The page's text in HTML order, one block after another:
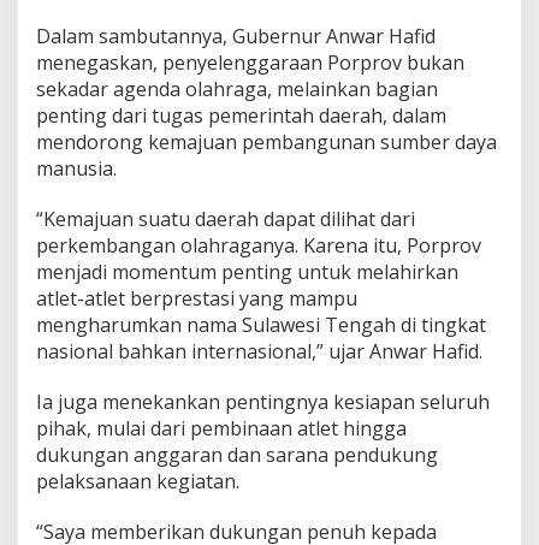
Dalam sambutannya, Gubernur Anwar Hafid
menegaskan, penyelenggaraan Porprov bukan
sekadar agenda olahraga, melainkan bagian
penting dari tugas pemerintah daerah, dalam
mendorong kemajuan pembangunan sumber daya
manusia.
“Kemajuan suatu daerah dapat dilihat dari
perkembangan olahraganya. Karena itu, Porprov
menjadi momentum penting untuk melahirkan
atlet-atlet berprestasi yang mampu
mengharumkan nama Sulawesi Tengah di tingkat
nasional bahkan internasional,” ujar Anwar Hafid.
Ia juga menekankan pentingnya kesiapan seluruh
pihak, mulai dari pembinaan atlet hingga
dukungan anggaran dan sarana pendukung
pelaksanaan kegiatan.
“Saya memberikan dukungan penuh kepada